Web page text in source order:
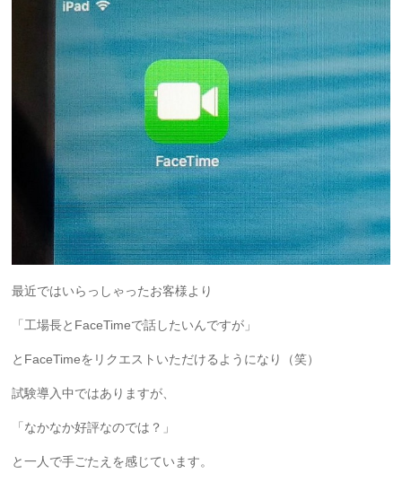
最近ではいらっしゃったお客様より
「工場長とFaceTimeで話したいんですが」
とFaceTimeをリクエストいただけるようになり（笑）
試験導入中ではありますが、
「なかなか好評なのでは？」
と一人で手ごたえを感じています。